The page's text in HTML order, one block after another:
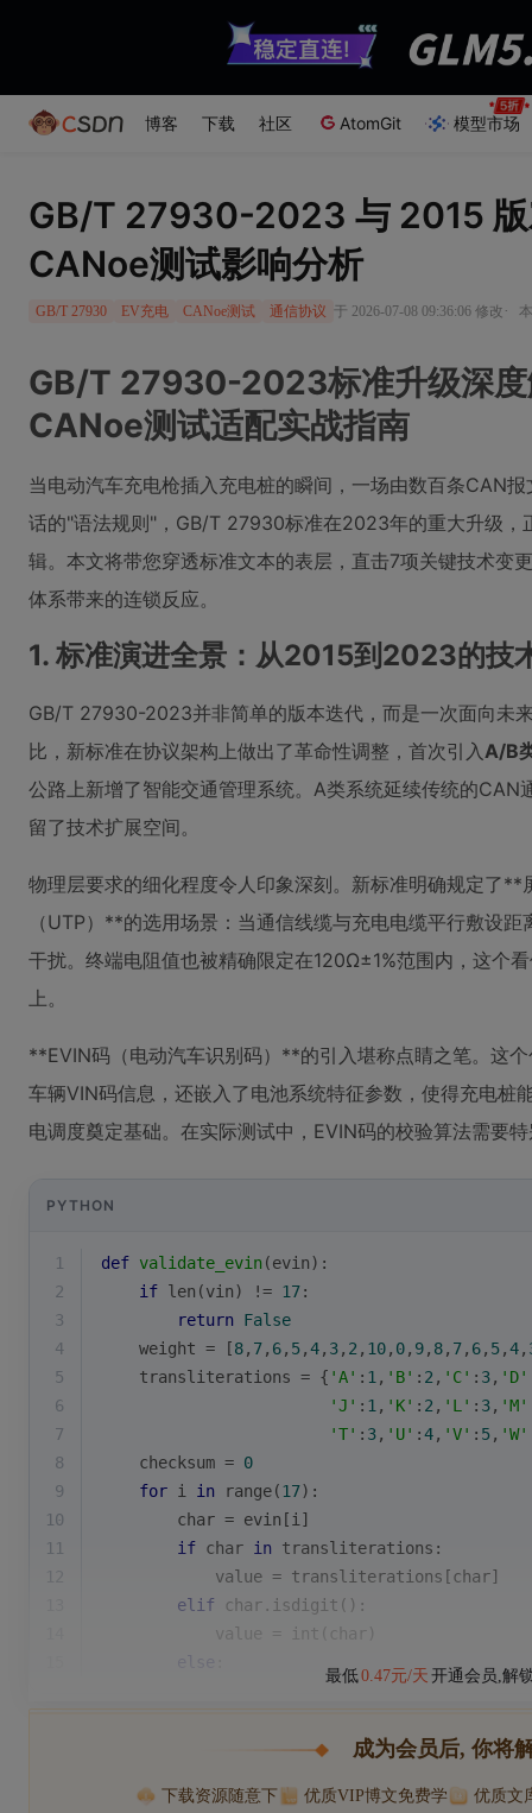
博客 下载 社区 AtomGit 模型市场
GB/T 27930-2023 与 2015 版
CANoe测试影响分析
GB/T 27930 EV充电 CANoe测试 通信协议 于 2026-07-08 09:36:06 修改 ·
GB/T 27930-2023标准升级深度
CANoe测试适配实战指南
当电动汽车充电枪插入充电桩的瞬间，一场由数百条CAN
话的"语法规则"，GB/T 27930标准在2023年的重大升级，
辑。本文将带您穿透标准文本的表层，直击7项关键技术变
体系带来的连锁反应。
1. 标准演进全景：从2015到2023的技
GB/T 27930-2023并非简单的版本迭代，而是一次面向未
比，新标准在协议架构上做出了革命性调整，首次引入A/B
公路上新增了智能交通管理系统。A类系统延续传统的CAN
留了技术扩展空间。
物理层要求的细化程度令人印象深刻。新标准明确规定了**
（UTP）**的选用场景：当通信线缆与充电电缆平行敷设
干扰。终端电阻值也被精确限定在120Ω±1%范围内，这个
上。
**EVIN码（电动汽车识别码）**的引入堪称点睛之笔。这
车辆VIN码信息，还嵌入了电池系统特征参数，使得充电桩
电调度奠定基础。在实际测试中，EVIN码的校验算法需要
PYTHON
1 def validate_evin(evin):
2
if len (vin) != 17:
3
return
False
4
    weight = [
8, 7, 6, 5,4, 3, 2 , 10, 0, 9, 8, 7, 6, 5,4,
5
    transliterations = {
'A' : 1 , 'B' : 2 , 'C' : 3, 'D'
6
'J' : 1 , 'K' : 2 , 'L' : 3, 'M'
7
'T' : 3, 'U' :4, 'V' : 5, 'W'
8
    checksum =
0
9
for i in range(17):
10
        char = evin[i]
11
if char in transliterations:
12
            value = transliterations[char]
elif char.isdigit():
            value =
int (char)
最低0.47元/天 开通会员,解
成为会员后, 你将
下载资源随意下 优质VIP博文免费学 优质文